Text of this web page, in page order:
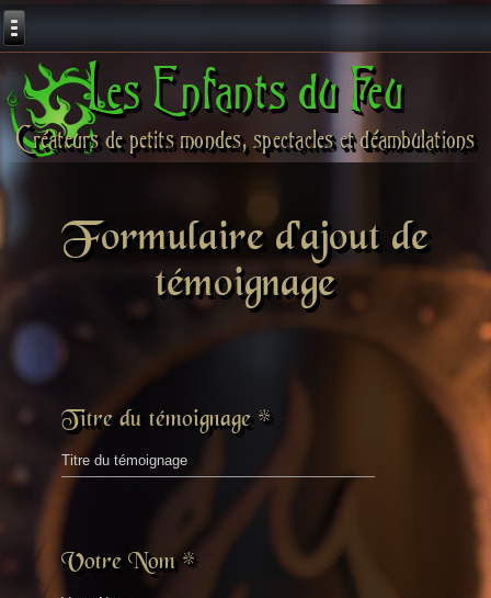
Les Enfants du Feu
Créateurs de petits mondes, spectacles et déambulations
Formulaire d'ajout de
témoignage
Titre du témoignage*
Votre Nom*